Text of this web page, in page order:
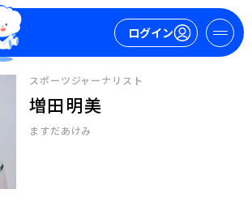
ログイン
スポーツジャーナリスト
増田明美
ますだあけみ